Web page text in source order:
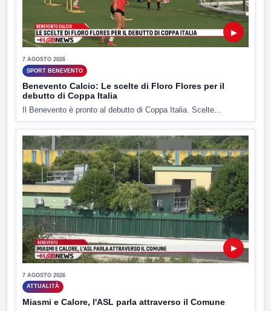
▶
7 AGOSTO 2026
SPORT BENEVENTO
Benevento Calcio: Le scelte di Floro Flores per il
debutto di Coppa Italia
Il Benevento è pronto al debutto di Coppa Italia. Scelte...
▶
7 AGOSTO 2026
ATTUALITÀ
Miasmi e Calore, l'ASL parla attraverso il Comune